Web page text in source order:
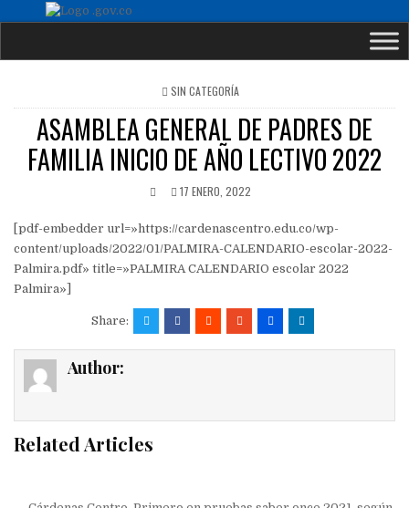
POSTED
IN
SIN CATEGORÍA
ASAMBLEA GENERAL DE PADRES DE
FAMILIA INICIO DE AÑO LECTIVO 2022
17 ENERO, 2022
[pdf-embedder url=»https://cardenascentro.edu.co/wp-
content/uploads/2022/01/PALMIRA-CALENDARIO-escolar-2022-
Palmira.pdf» title=»PALMIRA CALENDARIO escolar 2022
Palmira»]
Share:
Author:
Related Articles